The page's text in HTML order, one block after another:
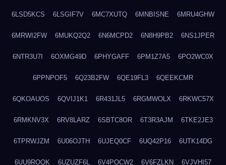
6LSD5KCS 6LSGIF7V 6MC7XUTQ 6MNBISNE 6MRU4GHW
6MRWI2FW 6MUKQ2Q2 6N6MCPD2 6N8H9PB2 6NS1JPER
6NTR3U7I 6OXMG49D 6PHYGAFF 6PM1Z7A5 6PO2WC0X
6PPNPOF5 6Q23B2FW 6QE19FL3 6QEEKCMR
6QKOAUOS 6QVIJ1K1 6R431JL5 6RGMWOLX 6RKWC57X
6RMKNV3X 6RV8LARZ 6SBTC8OR 6T3R3AJM 6TKE2JE3
6TPRWJZM 6U06OJTH 6UJEQ0CF 6UQ42P16 6UTK14DG
6UU9ROQK 6UZUZF6L 6V4POCW2 6V6FZLKN 6VJVHI57